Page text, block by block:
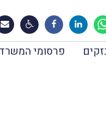
פרסומי המשרד